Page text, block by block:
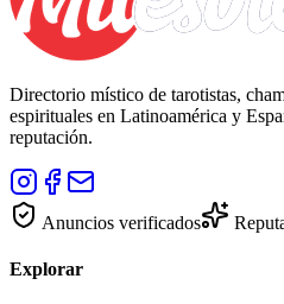
Directorio místico de tarotistas,
espirituales en Latinoamérica y
reputación.
Anuncios verificados
Explorar